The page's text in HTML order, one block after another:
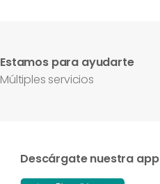
Estamos para ayudarte
Múltiples servicios
Descárgate nuestra app